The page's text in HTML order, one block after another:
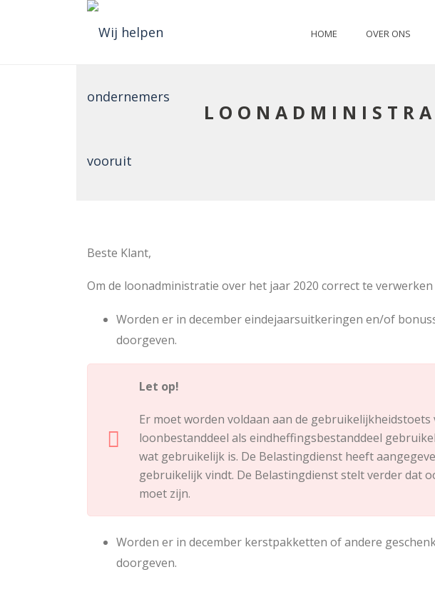
HOME OVER ONS
Beste Klant,
Om de loonadministratie over het jaar 2020 correct te
Worden er in december eindejaarsuitkeringen en/of
doorgeven.
Let op!
Er moet worden voldaan aan de
loonbestanddeel als eindheffingsbestanddeel
wat gebruikelijk is. De Belastingdienst heeft
gebruikelijk vindt. De Belastingdienst stelt verder dat
moet zijn.
Worden er in december kerstpakketten of andere
doorgeven.